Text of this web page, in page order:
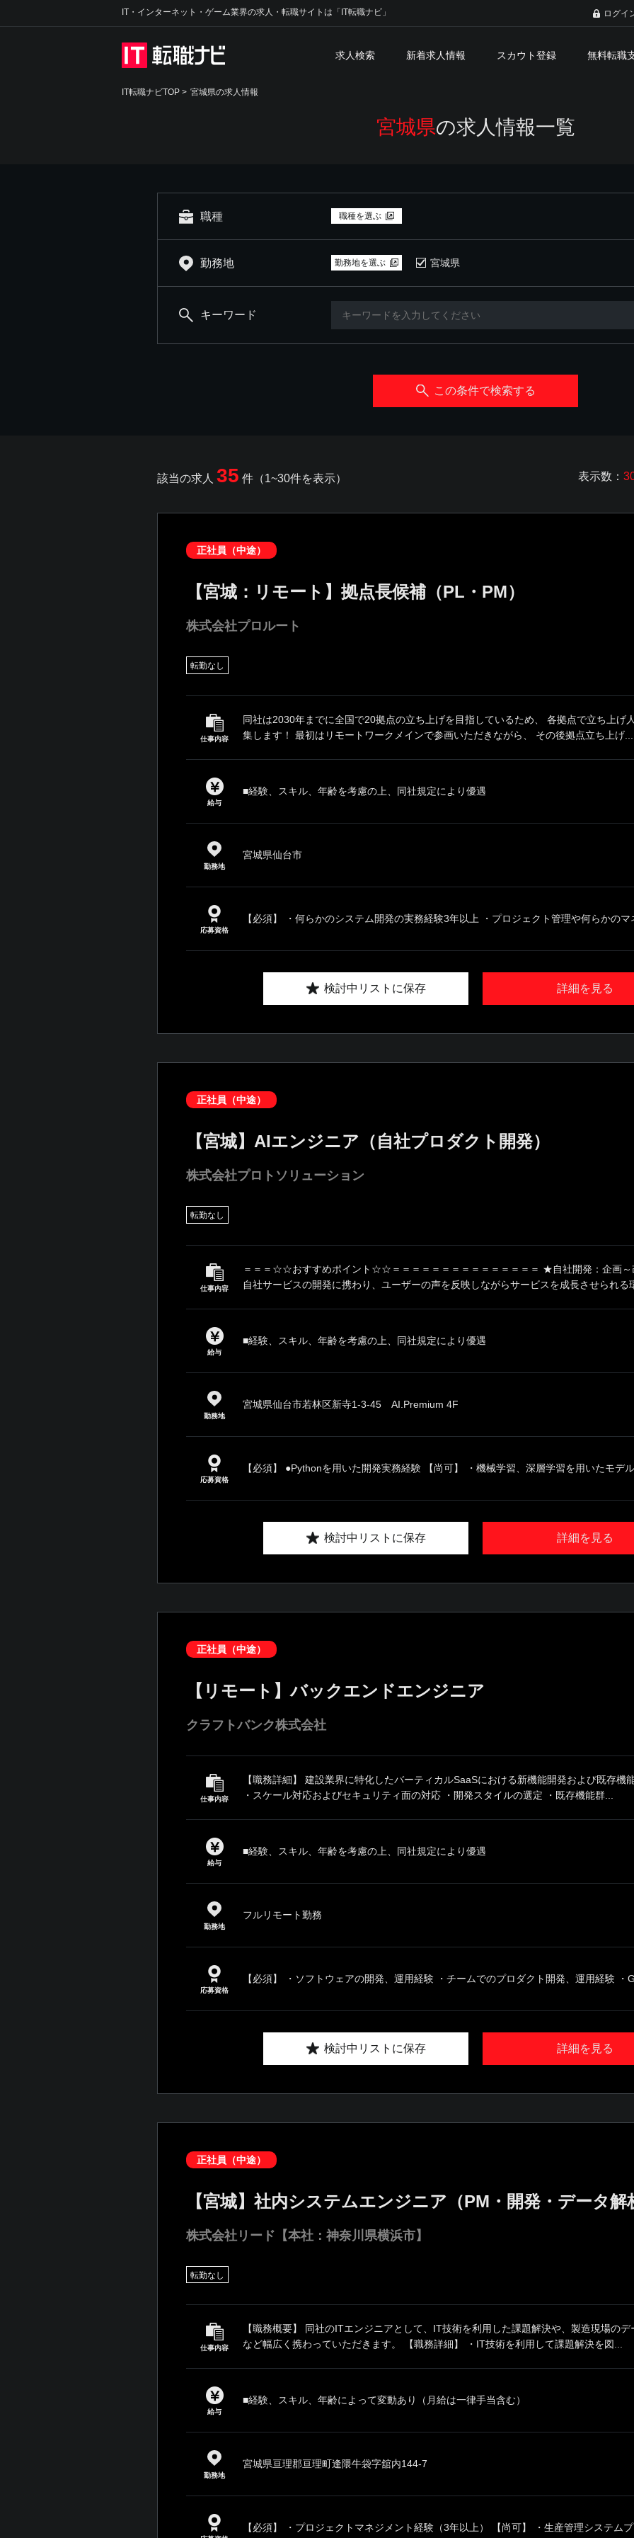
IT・インターネット・ゲーム業界の求人・転職サイトは「IT転職ナビ」 ログイ
求人検索 新着求人情報 スカウト登録 無料転職
IT転職ナビTOP > 宮城県の求人情報
宮城県の求人情報一覧
職種 職種を選ぶ
勤務地 勤務地を選ぶ 宮城県
キーワード
この条件で検索する
該当の求人 35 件（1~30件を表示） 表示数：
正社員（中途）
【宮城：リモート】拠点長候補（PL・PM）
株式会社プロルート
転勤なし
仕事内容
同社は2030年までに全国で20拠点の立ち上げを目指しているため、 各拠点で立ち上げ
集します！ 最初はリモートワークメインで参画いただきながら、 その後拠点立ち上げ...
給与
■経験、スキル、年齢を考慮の上、同社規定により優遇
勤務地
宮城県仙台市
応募資格
【必須】 ・何らかのシステム開発の実務経験3年以上 ・プロジェクト管理や何らかのマ
詳細を見る
検討中リストに保存
正社員（中途）
【宮城】AIエンジニア（自社プロダクト開発）
株式会社プロトソリューション
転勤なし
仕事内容
＝＝＝☆☆おすすめポイント☆☆＝＝＝＝＝＝＝＝＝＝＝＝＝＝＝ ★自社開発：企画～
自社サービスの開発に携わり、ユーザーの声を反映しながらサービスを成長させられる
給与
■経験、スキル、年齢を考慮の上、同社規定により優遇
勤務地
宮城県仙台市若林区新寺1-3-45 AI.Premium 4F
応募資格
【必須】 ●Pythonを用いた開発実務経験 【尚可】 ・機械学習、深層学習を用いたモデル
詳細を見る
検討中リストに保存
正社員（中途）
【リモート】バックエンドエンジニア
クラフトバンク株式会社
仕事内容
【職務詳細】 建設業界に特化したバーティカルSaaSにおける新機能開発および既存機
・スケール対応およびセキュリティ面の対応 ・開発スタイルの選定 ・既存機能群...
給与
■経験、スキル、年齢を考慮の上、同社規定により優遇
勤務地
フルリモート勤務
応募資格
【必須】 ・ソフトウェアの開発、運用経験 ・チームでのプロダクト開発、運用経験 ・
詳細を見る
検討中リストに保存
正社員（中途）
【宮城】社内システムエンジニア（PM・開発・データ解
株式会社リード【本社：神奈川県横浜市】
転勤なし
仕事内容
【職務概要】 同社のITエンジニアとして、IT技術を利用した課題解決や、製造現場の
など幅広く携わっていただきます。 【職務詳細】 ・IT技術を利用して課題解決を図...
給与
■経験、スキル、年齢によって変動あり（月給は一律手当含む）
勤務地
宮城県亘理郡亘理町逢隈牛袋字舘内144-7
【必須】 ・プロジェクトマネジメント経験（3年以上） 【尚可】 ・生産管理システム